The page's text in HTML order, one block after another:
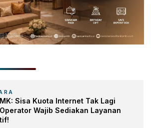
Sisa Kuota Internet Tak Lagi
Wajib Sediakan Layanan